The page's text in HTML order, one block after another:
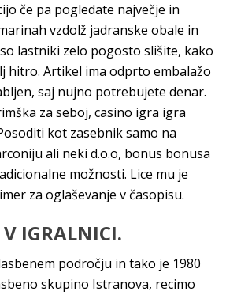
če pa pogledate največje in
vzdolž jadranske obale in
lastniki zelo pogosto slišite, kako
hitro. Artikel ima odprto embalažo
saj nujno potrebujete denar.
za seboj, casino igra igra
kot zasebnik samo na
ali neki d.o.o, bonus bonusa
možnosti. Lice mu je
za oglaševanje v časopisu.
IGRALNICI.
področju in tako je 1980
skupino Istranova, recimo